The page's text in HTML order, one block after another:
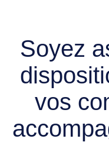
Soyez
vos